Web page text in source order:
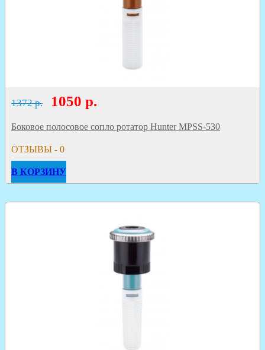
1372 р. 1050 р.
Боковое полосовое сопло ротатор Hunter MPSS-530
ОТЗЫВЫ - 0
В КОРЗИНУ